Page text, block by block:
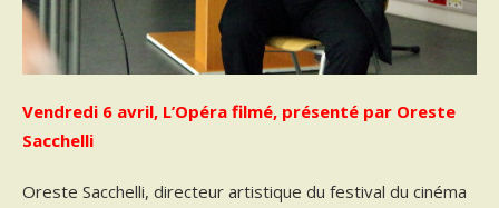
Vendredi 6 avril, L’Opéra filmé, présenté par Oreste
Sacchelli
Oreste Sacchelli, directeur artistique du festival du cinéma